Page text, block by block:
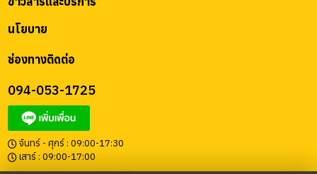
ช่องทางติดต่อ
094-053-1725
จันทร์ - ศุกร์ : 09:00-17:30
เสาร์ : 09:00-17:00
นโยบาย